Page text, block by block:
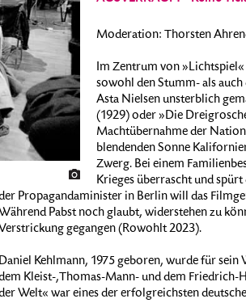
Moderation: Thorsten
Im Zentrum von »Lichtspiel«
sowohl den Stumm- als
Asta Nielsen unsterblich
(1929) oder »Die
Machtübernahme der
blendenden Sonne
Zwerg. Bei einem
Krieges überrascht und
Propagandaminister in Berlin will das
Während Pabst noch glaubt, widerstehen zu
Verstrickung gegangen (Rowohlt 2023).
Daniel Kehlmann, 1975 geboren, wurde für sein
Kleist-,Thomas-Mann- und dem Friedrich-
Welt« war eines der erfolgreichsten